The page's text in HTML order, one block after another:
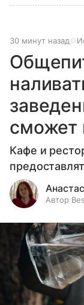
30 минут назад
сможет
Кафе и
Автор